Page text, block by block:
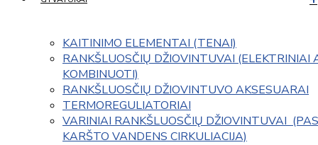
KAITINIMO ELEMENTAI (TENAI)
RANKŠLUOSČIŲ DŽIOVINTUVAI (ELEKTRINIAI
KOMBINUOTI)
RANKŠLUOSČIŲ DŽIOVINTUVO AKSESUARAI
TERMOREGULIATORIAI
VARINIAI RANKŠLUOSČIŲ DŽIOVINTUVAI
KARŠTO VANDENS CIRKULIACIJA)